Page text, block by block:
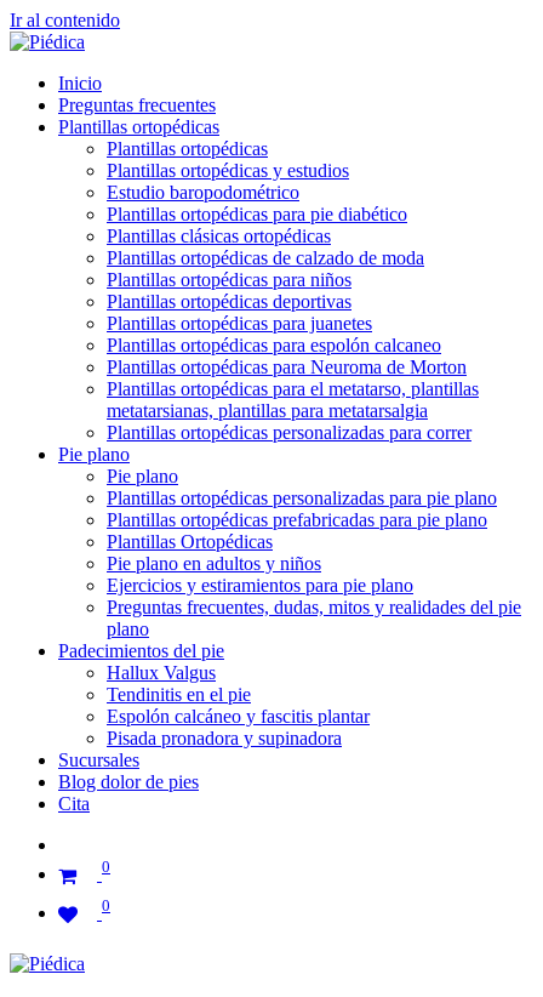
Ir al contenido
Inicio
Preguntas frecuentes
Plantillas ortopédicas
Plantillas ortopédicas
Plantillas ortopédicas y estudios
Estudio baropodométrico
Plantillas ortopédicas para pie diabético
Plantillas clásicas ortopédicas
Plantillas ortopédicas de calzado de moda
Plantillas ortopédicas para niños
Plantillas ortopédicas deportivas
Plantillas ortopédicas para juanetes
Plantillas ortopédicas para espolón calcaneo
Plantillas ortopédicas para Neuroma de Morton
Plantillas ortopédicas para el metatarso, plantillas
metatarsianas, plantillas para metatarsalgia
Plantillas ortopédicas personalizadas para correr
Pie plano
Pie plano
Plantillas ortopédicas personalizadas para pie plano
Plantillas ortopédicas prefabricadas para pie plano
Plantillas Ortopédicas
Pie plano en adultos y niños
Ejercicios y estiramientos para pie plano
Preguntas frecuentes, dudas, mitos y realidades del pie
plano
Padecimientos del pie
Hallux Valgus
Tendinitis en el pie
Espolón calcáneo y fascitis plantar
Pisada pronadora y supinadora
Sucursales
Blog dolor de pies
Cita
0
0